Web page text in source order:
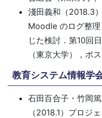
淺田義和（2018.3
Moodle のログ整
じた検討．第10回
（東京大学），ポ
教育システム情報学
石田百合子・竹岡
（2018.1）プロジ